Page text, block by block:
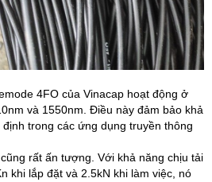
4FO của Vinacap hoạt động ở
và 1550nm. Điều này đảm bảo khả
trong các ứng dụng truyền thông
rất ấn tượng. Với khả năng chịu tải
khi lắp đặt và 2.5kN khi làm việc, nó